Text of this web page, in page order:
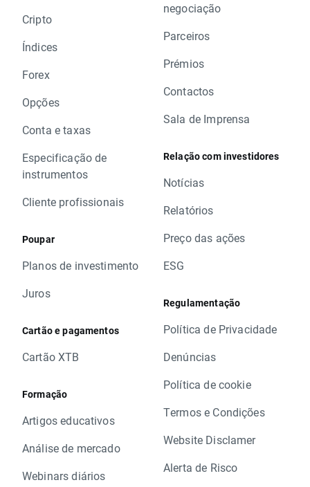
Cripto
Índices
Forex
Opções
Conta e taxas
Especificação de
instrumentos
Cliente profissionais
Poupar
Planos de investimento
Juros
Cartão e pagamentos
Cartão XTB
Formação
Artigos educativos
Análise de mercado
Webinars diários
negociação
Parceiros
Prémios
Contactos
Sala de Imprensa
Relação com investidores
Notícias
Relatórios
Preço das ações
ESG
Regulamentação
Política de Privacidade
Denúncias
Política de cookie
Termos e Condições
Website Disclamer
Alerta de Risco